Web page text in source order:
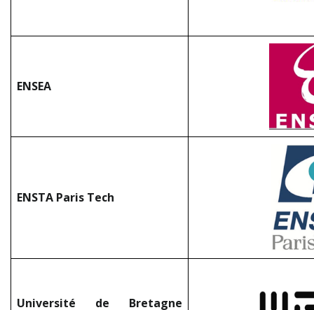
ENSEA
ENSTA Paris Tech
Université de Bretagne